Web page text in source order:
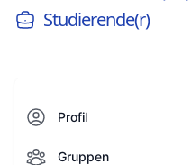
Studierende(r)
Profil
Gruppen